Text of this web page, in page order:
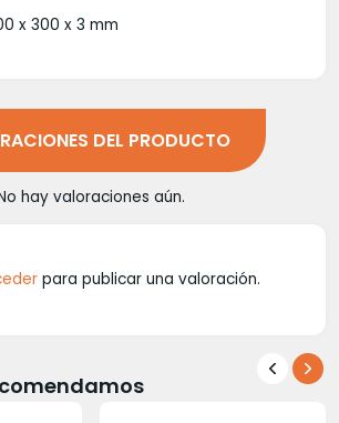
x 300 x 3 mm
DEL PRODUCTO
hay valoraciones aún.
para publicar una valoración.